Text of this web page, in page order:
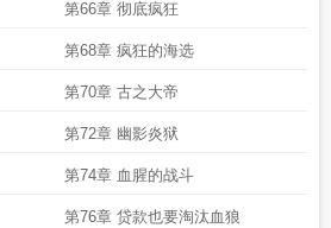
第66章 彻底疯狂
第68章 疯狂的海选
第70章 古之大帝
第72章 幽影炎狱
第74章 血腥的战斗
第76章 贷款也要淘汰血狼